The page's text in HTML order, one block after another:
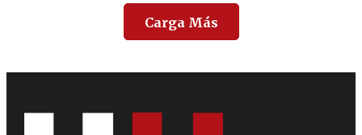
Carga Más